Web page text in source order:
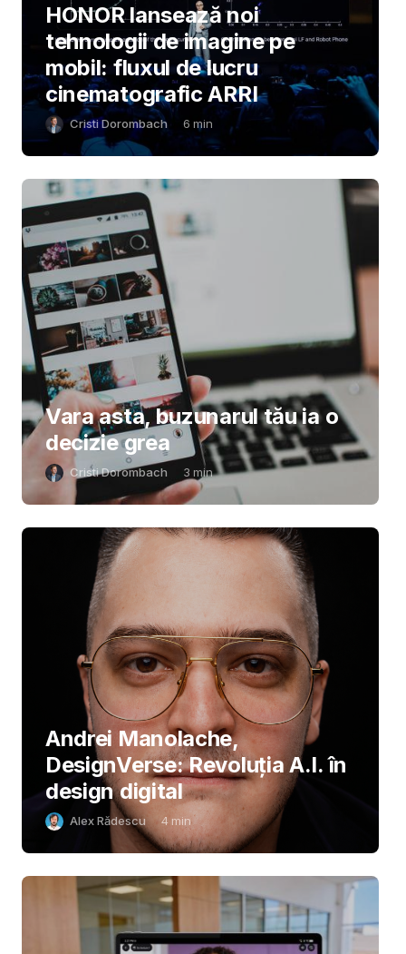
HONOR lansează noi
tehnologii de imagine pe
mobil: fluxul de lucru
cinematografic ARRI
Cristi Dorombach 6 min
Vara asta, buzunarul tău ia o
decizie grea
Cristi Dorombach 3 min
Andrei Manolache,
DesignVerse: Revoluția A.I. în
design digital
Alex Rădescu 4 min